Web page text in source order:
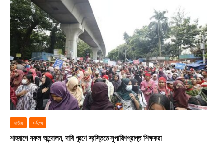
জাতীয় সর্বশেষ
শাহবাগে সফল আন্দোলন, দাবি পূরণে স্বস্তিতে সুপারিশপ্রাপ্ত শিক্ষকরা